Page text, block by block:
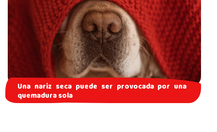
Una nariz seca puede ser provocada por una
quemadura sola